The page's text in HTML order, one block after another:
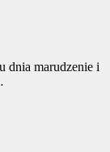
dnia marudzenie i